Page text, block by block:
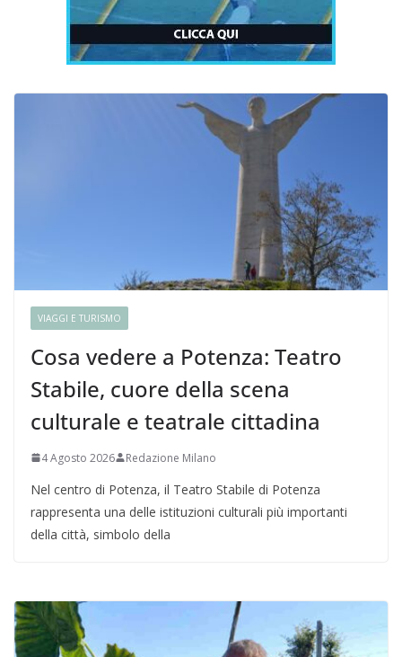
VIAGGI E TURISMO
Cosa vedere a Potenza: Teatro
Stabile, cuore della scena
culturale e teatrale cittadina
4 Agosto 2026 Redazione Milano
Nel centro di Potenza, il Teatro Stabile di Potenza
rappresenta una delle istituzioni culturali più importanti
della città, simbolo della